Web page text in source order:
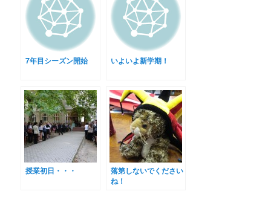
7年目シーズン開始 いよいよ新学期！
授業初日・・・
落第しないでください
ね！